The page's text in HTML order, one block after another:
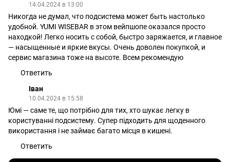
14.04.2024 в 13:00
Никогда не думал, что подсистема может быть настолько
удобной. YUMI WISEBAR в этом вейпшопе оказался просто
находкой! Легко носить с собой, быстро заряжается, и главное
— насыщенные и яркие вкусы. Очень доволен покупкой, и
сервис магазина тоже на высоте. Всем рекомендую
Ответить
Іван
10.04.2024 в 15:58
Юмі — саме те, що потрібно для тих, хто шукає легку в
користуванні подсистему. Супер підходить для щоденного
використання і не займає багато місця в кишені.
Ответить